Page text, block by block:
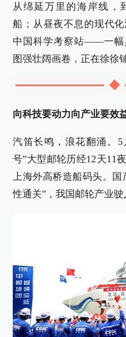
从绵延万里的海岸线，
船；从昼夜不息的现代
中国科学考察站——一幅
图强壮阔画卷，正在徐徐
向科技要动力向产业要效
汽笛长鸣，浪花翻涌。5
号”大型邮轮历经12天11
上海外高桥造船码头。
性通关”，我国邮轮产业驶